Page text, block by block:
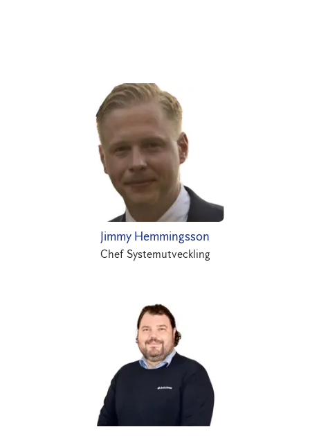
Jimmy Hemmingsson
Chef Systemutveckling